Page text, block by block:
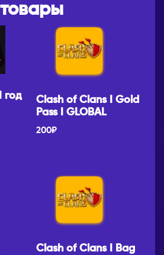
год
Clash of Clans I Gold
Pass I GLOBAL
200₽
Clash of Clans I Bag